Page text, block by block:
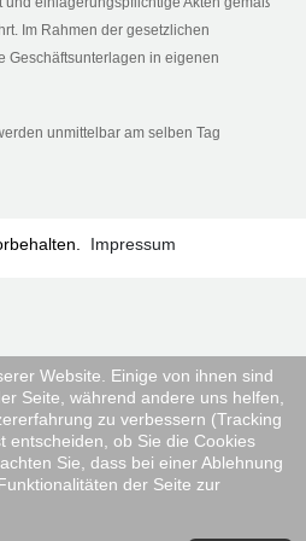
Im Rahmen der gesetzlichen
Geschäftsunterlagen in eigenen
unmittelbar am selben Tag
Impressum
Website. Einige von ihnen sind
Seite, während andere uns helfen,
zu verbessern (Tracking
entscheiden, ob Sie die Cookies
Sie, dass bei einer Ablehnung
der Seite zur